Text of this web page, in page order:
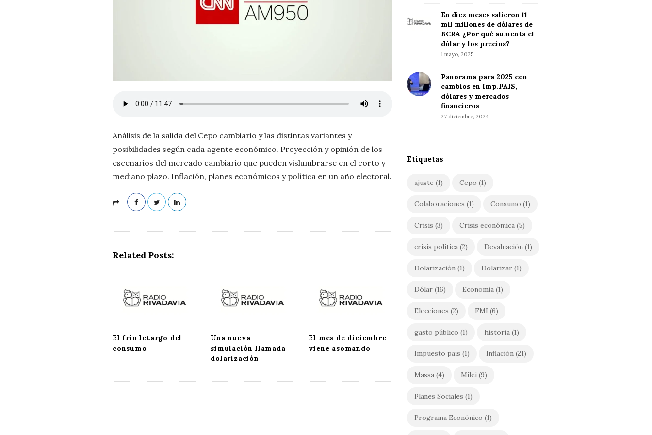
o
l
i
ñ
o
Análisis de la salida del Cepo cambiario y las distintas variantes y
posibilidades según cada agente económico. Proyección y opinión de los
escenarios del mercado cambiario que pueden vislumbrarse en el corto y
mediano plazo. Inflación, planes económicos y política en un año electoral.
Related Posts:
El frío letargo del
consumo
Una nueva
simulación llamada
dolarización
El mes de diciembre
viene asomando
r
:
En diez meses salieron 11
mil millones de dólares de
BCRA ¿Por qué aumenta el
dólar y los precios?
1 mayo, 2025
Panorama para 2025 con
cambios en Imp.PAIS,
dólares y mercados
financieros
27 diciembre, 2024
Etiquetas
ajuste (1) Cepo (1)
Colaboraciones (1) Consumo (1)
Crisis (3) Crisis económica(5)
crisis política(2) Devaluación(1)
Dolarización(1) Dolarizar(1)
Dólar(16) Economia(1)
Elecciones (2) FMI (6)
gasto público (1) historia(1)
Impuesto país (1) Inflación(21)
Massa(4) Milei(9)
Planes Sociales (1)
Programa Econónico (1)